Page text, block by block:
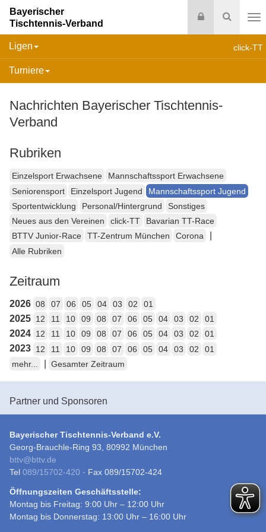
Suche
Login
Bayerischer
Tischtennis-Verband
click-TT
Ligen
Turniere
Nachrichten Bayerischer Tischtennis-
Verband
Rubriken
Einzelsport Erwachsene
Mannschaftssport Erwachsene
Seniorensport
Einzelsport Jugend
Mannschaftssport Jugend
Sportentwicklung
Personal/Hintergrund
Sonstiges
Neues aus den Vereinen
click-TT
Bavarian TT-Race
BTTV Junior-Race
TT-Zentrum München Corona
Alle Rubriken
Zeitraum
2026 08 07 06 05 04 03 02 01
2025 12 11 10 09 08 07 06 05 04 03 02 01
2024 12 11 10 09 08 07 06 05 04 03 02 01
2023 12 11 10 09 08 07 06 05 04 03 02
01
mehr...
Gesamter Zeitraum
Partner und Sponsoren
Bayerischer Tischtennis-Verband e.V.
Georg-Brauchle-Ring 93, 80992 München
bttv@bttv.de
Tel 089/15702-420 · Fax 089/15702-424
Öffnungszeiten Geschäftsstelle:
Montag bis Freitag: 9:00 Uhr – 12:00 Uhr
Montag bis Donnerstag: 13:00 Uhr – 16:00 Uhr